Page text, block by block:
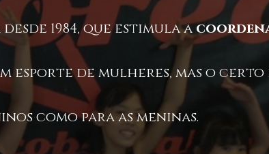
1984, que estimula a
esporte de mulheres, mas o certo
como para as meninas.